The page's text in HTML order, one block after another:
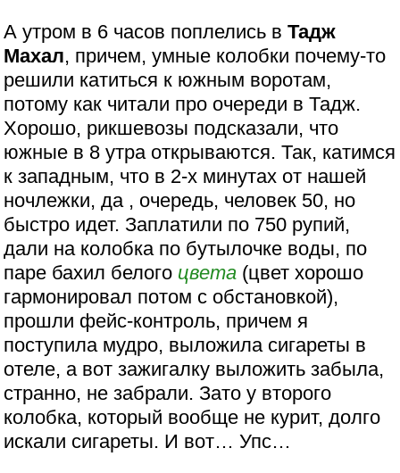
А утром в 6 часов поплелись вТадж
Махал, причем, умные колобки почему-то
решили катиться к южным воротам,
потому как читали про очереди в Тадж.
Хорошо, рикшевозы подсказали, что
южные в 8 утра открываются. Так, катимся
к западным, что в 2-х минутах от нашей
ночлежки, да , очередь, человек 50, но
быстро идет. Заплатили по 750 рупий,
дали на колобка по бутылочке воды, по
паре бахил белого цвета (цвет хорошо
гармонировал потом с обстановкой),
прошли фейс-контроль, причем я
поступила мудро, выложила сигареты в
отеле, а вот зажигалку выложить забыла,
странно, не забрали. Зато у второго
колобка, который вообще не курит, долго
искали сигареты. И вот… Упс…